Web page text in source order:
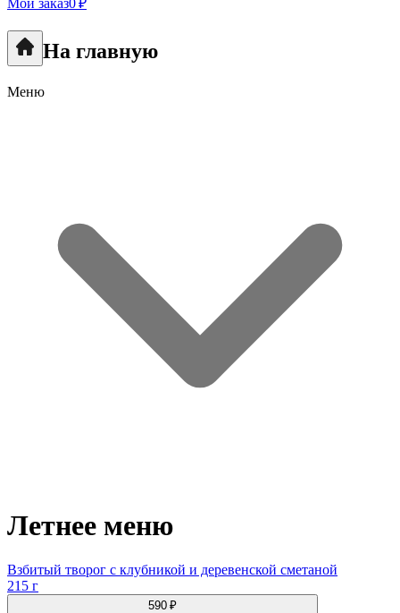
Мой заказ0 ₽
На главную
Меню
Летнее меню
Взбитый творог с клубникой и деревенской сметаной
215 г
590 ₽